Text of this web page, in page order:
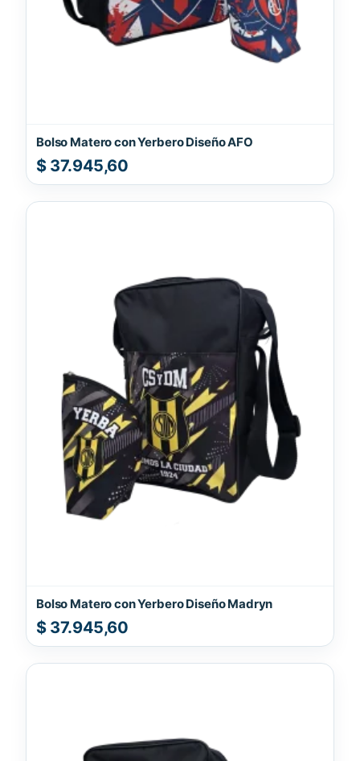
Bolso Matero con Yerbero Diseño AFO
$37.945,60
Bolso Matero con Yerbero Diseño Madryn
$37.945,60